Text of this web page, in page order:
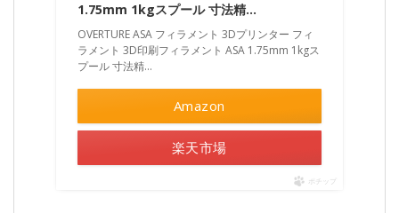
1.75mm 1kgスプール 寸法精…
OVERTURE ASA フィラメント 3Dプリンター フィ
ラメント 3D印刷フィラメント ASA 1.75mm 1kgス
プール 寸法精…
Amazon
楽天市場
ポチップ